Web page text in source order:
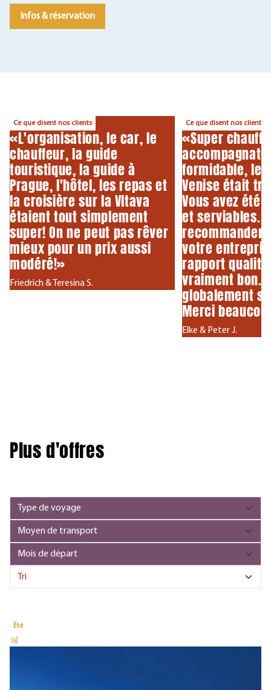
Infos & réservation
Ce que disent nos clients
«L'organisation, le car, le
chauffeur, la guide
touristique, la guide à
Prague, l'hôtel, les repas et
la croisière sur la Vltava
étaient tout simplement
super! On ne peut pas rêver
mieux pour un prix aussi
modéré!»
Friedrich & Teresina S.
Ce que disent nos clients
«Super
formidable, le
Venise était
Vous avez été
et serviables.
votre
rapport
vraiment bon.
globalement
Merci
Elke & Peter J.
Plus d'offres
Été